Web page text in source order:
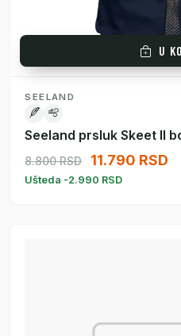
U
SEELAND
Seeland prsluk Skeet II
8.800 RSD 11.790 RSD
Ušteda -2.990 RSD